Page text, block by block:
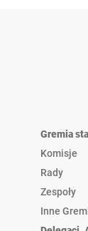
Gremia
Komisje
Rady
Zespoły
Inne